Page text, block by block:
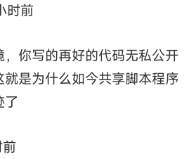
时前
你写的再好的代码无私公开
是为什么如今共享脚本程序
了